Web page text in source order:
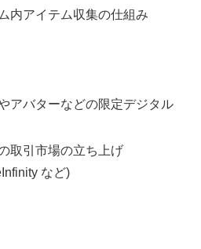
内アイテム収集の仕組み
アバターなどの限定デジタル
取引市場の立ち上げ
など)